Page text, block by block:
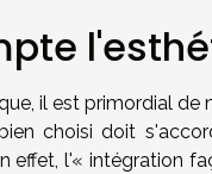
il est primordial
choisi doit
effet, l'« intégration